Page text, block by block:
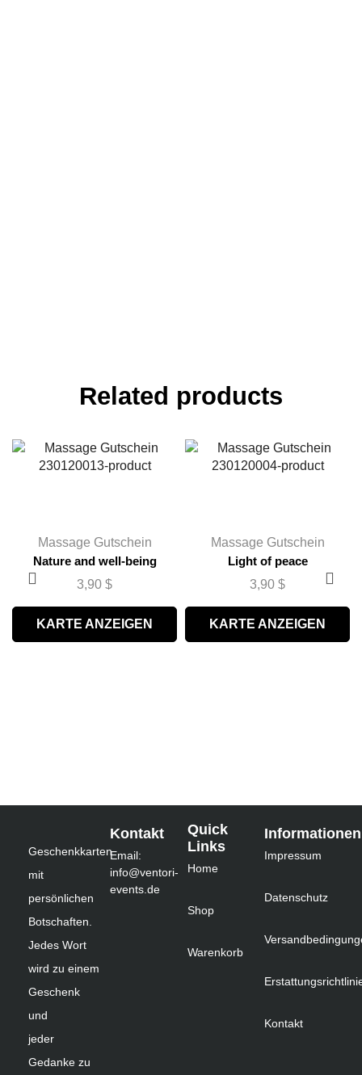
Related products
Massage Gutschein
Nature and well-being
3,90 $
KARTE ANZEIGEN
Massage Gutschein
Light of peace
3,90 $
KARTE ANZEIGEN
Geschenkkarten
mit
persönlichen
Botschaften.
Jedes Wort
wird zu einem
Geschenk
und
jeder
Gedanke zu
Kontakt
Email:
info@ventori-
events.de
Quick
Links
Home
Shop
Warenkorb
Informationen
Impressum
Datenschutz
Kontakt